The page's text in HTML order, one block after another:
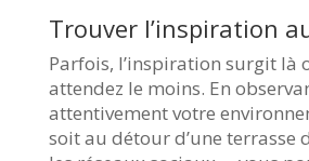
Trouver l’inspiration
Parfois, l’inspiration surgit là
attendez le moins. En
attentivement votre
soit au détour d’une terrasse